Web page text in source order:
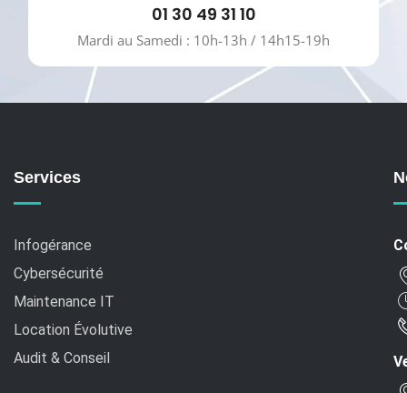
01 30 49 31 10
Mardi au Samedi : 10h-13h / 14h15-19h
Services
Infogérance
Cybersécurité
Maintenance IT
Location Évolutive
Audit & Conseil